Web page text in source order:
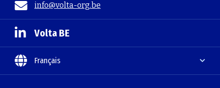
info@volta-org.be
Volta BE
Français